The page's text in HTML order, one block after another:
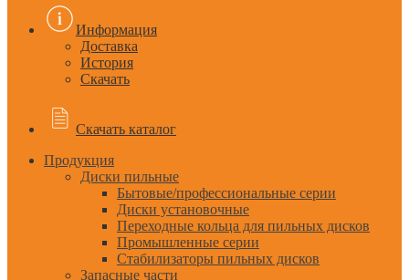
Информация
Доставка
История
Скачать
Скачать каталог
Продукция
Диски пильные
Бытовые/профессиональные серии
Диски установочные
Переходные кольца для пильных дисков
Промышленные серии
Стабилизаторы пильных дисков
Запасные части